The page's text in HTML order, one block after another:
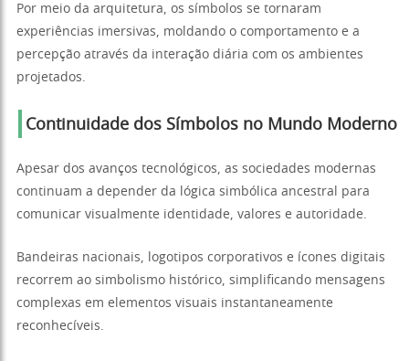
Por meio da arquitetura, os símbolos se tornaram
experiências imersivas, moldando o comportamento e a
percepção através da interação diária com os ambientes
projetados.
Continuidade dos Símbolos no Mundo Moderno
Apesar dos avanços tecnológicos, as sociedades modernas
continuam a depender da lógica simbólica ancestral para
comunicar visualmente identidade, valores e autoridade.
Bandeiras nacionais, logotipos corporativos e ícones digitais
recorrem ao simbolismo histórico, simplificando mensagens
complexas em elementos visuais instantaneamente
reconhecíveis.